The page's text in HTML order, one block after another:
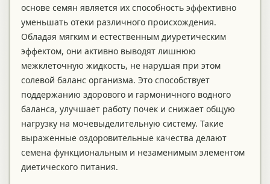
основе семян является их способность эффективно
уменьшать отеки различного происхождения.
Обладая мягким и естественным диуретическим
эффектом, они активно выводят лишнюю
межклеточную жидкость, не нарушая при этом
солевой баланс организма. Это способствует
поддержанию здорового и гармоничного водного
баланса, улучшает работу почек и снижает общую
нагрузку на мочевыделительную систему. Такие
выраженные оздоровительные качества делают
семена функциональным и незаменимым элементом
диетического питания.